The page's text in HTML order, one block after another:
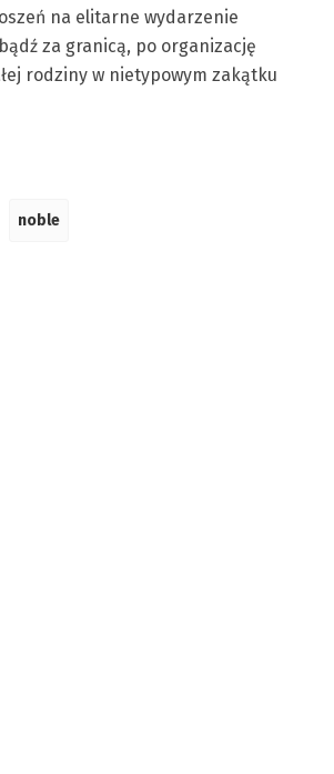
na elitarne wydarzenie
za granicą, po organizację
rodziny w nietypowym zakątku
noble